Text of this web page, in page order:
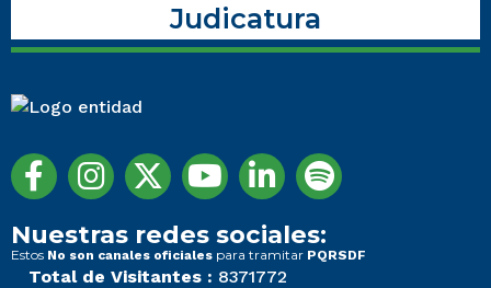
Judicatura
Nuestras redes sociales:
Estos No son canales oficiales para tramitar PQRSDF
Total de Visitantes : 8371772